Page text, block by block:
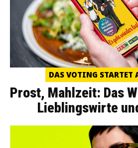
DAS VOTING STARTET
Prost, Mahlzeit: Das
Lieblingswirte